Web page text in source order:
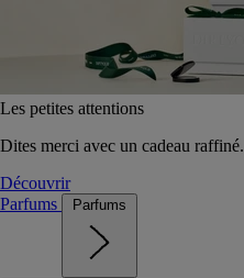
Les petites attentions
Dites merci avec un cadeau raffiné.
Découvrir
Parfums
Parfums